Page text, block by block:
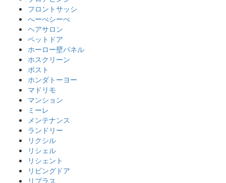
フロントサッシ
へーべシーべ
ヘアサロン
ペットドア
ホーロー壁パネル
ホスクリーン
ポスト
ホンダトーヨー
マドリモ
マンション
ミーレ
メンテナンス
ランドリー
リクシル
リシェル
リシェント
リビングドア
リプラス